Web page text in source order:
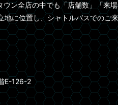
ン全店の中でも「店舗数」「
に位置し、シャトルバスでのご
E-126-2